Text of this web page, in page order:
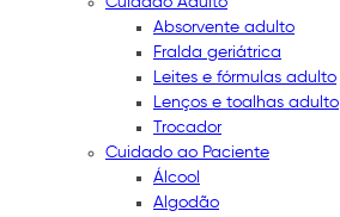
Absorvente adulto
Fralda geriátrica
Leites e fórmulas adulto
Lenços e toalhas adulto
Trocador
Cuidado ao Paciente
Álcool
Algodão